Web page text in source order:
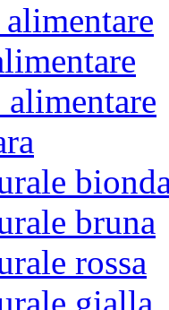
bruna
rossa